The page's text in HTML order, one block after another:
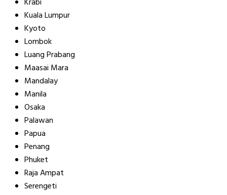
Krabi
Kuala Lumpur
Kyoto
Lombok
Luang Prabang
Maasai Mara
Mandalay
Manila
Osaka
Palawan
Papua
Penang
Phuket
Raja Ampat
Serengeti